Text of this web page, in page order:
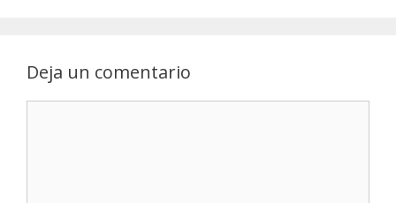
Deja un comentario